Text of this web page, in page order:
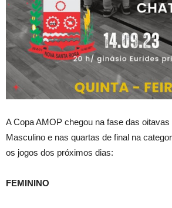
A Copa AMOP chegou na fase das
Masculino e nas quartas de final na
os jogos dos próximos dias:
FEMININO